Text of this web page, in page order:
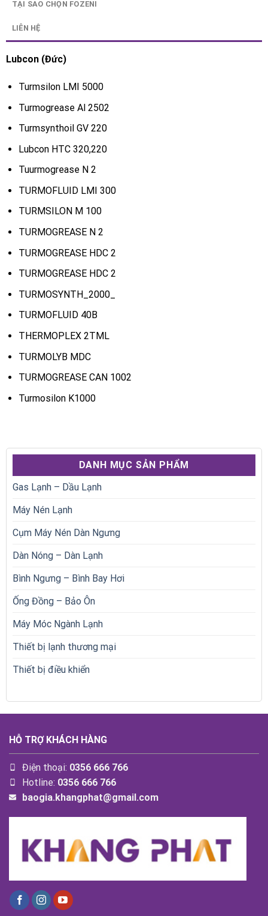
TẠI SAO CHỌN FOZENI
LIÊN HỆ
Lubcon (Đức)
Turmsilon LMI 5000
Turmogrease Al 2502
Turmsynthoil GV 220
Lubcon HTC 320,220
Tuurmogrease N 2
TURMOFLUID LMI 300
TURMSILON M 100
TURMOGREASE N 2
TURMOGREASE HDC 2
TURMOGREASE HDC 2
TURMOSYNTH_2000_
TURMOFLUID 40B
THERMOPLEX 2TML
TURMOLYB MDC
TURMOGREASE CAN 1002
Turmosilon K1000
DANH MỤC SẢN PHẨM
Gas Lạnh – Dầu Lạnh
Máy Nén Lạnh
Cụm Máy Nén Dàn Ngưng
Dàn Nóng – Dàn Lạnh
Bình Ngưng – Bình Bay Hơi
Ống Đồng – Bảo Ôn
Máy Móc Ngành Lạnh
Thiết bị lạnh thương mại
Thiết bị điều khiển
HỖ TRỢ KHÁCH HÀNG
Điện thoại: 0356 666 766
Hotline: 0356 666 766
baogia.khangphat@gmail.com